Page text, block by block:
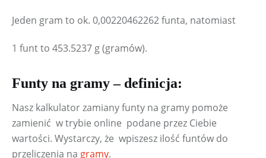
Jeden gram to ok. 0,00220462262 funta, natomiast
1 funt to 453.5237 g (gramów).
Funty na gramy – definicja:
Nasz kalkulator zamiany funty na gramy pomoże
zamienić  w trybie online  podane przez Ciebie
wartości. Wystarczy, że  wpiszesz ilość funtów do
przeliczenia na gramy.